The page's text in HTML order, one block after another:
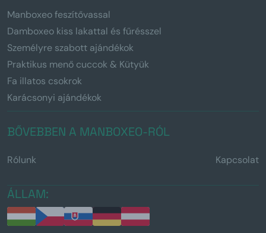
Manboxeo feszítővassal
Damboxeo kiss lakattal és fűrésszel
Személyre szabott ajándékok
Praktikus menő cuccok & Kütyük
Fa illatos csokrok
Karácsonyi ajándékok
BŐVEBBEN A MANBOXEO-RÓL
Rólunk Kapcsolat
ÁLLAM: